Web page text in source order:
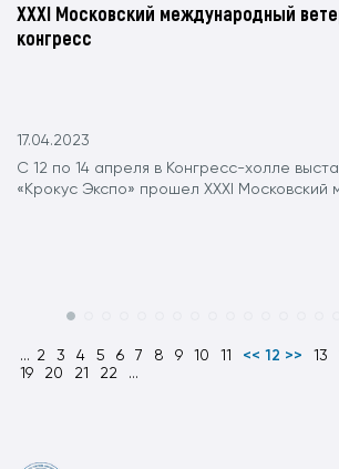
XXXI Московский международный
конгресс
17.04.2023
С 12 по 14 апреля в Конгресс-холле
«Крокус Экспо» прошел XXXI Московский
... 2 3 4 5 6 7 8 9 10 11 << 12 >> 13
19
20 21 22 ...